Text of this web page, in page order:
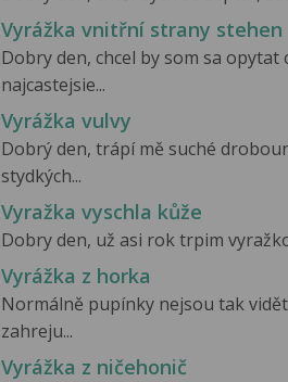
Vyrážka vnitřní strany stehen
Dobry den, chcel by som sa
najcastejsie...
Vyrážka vulvy
Dobrý den, trápí mě suché
stydkých...
Vyražka vyschla kůže
Dobry den, už asi rok trpim
Vyrážka z horka
Normálně pupínky nejsou tak
zahreju...
Vyrážka z ničehonič